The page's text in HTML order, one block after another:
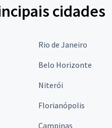
cidades
Rio de Janeiro
Belo Horizonte
Niterói
Florianópolis
Campinas